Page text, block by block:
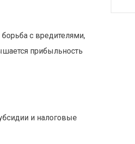
с вредителями,
прибыльность
и налоговые